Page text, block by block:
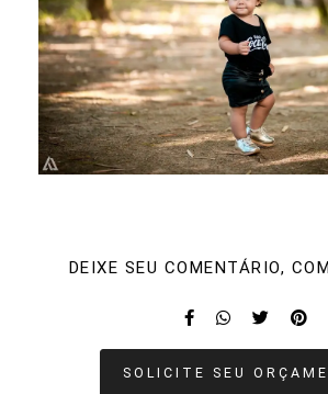
DEIXE SEU COMENTÁRIO,
SOLICITE SEU